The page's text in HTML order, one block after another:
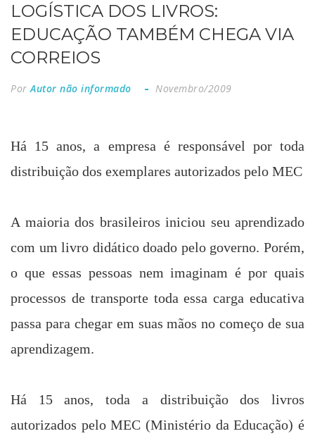
LOGÍSTICA DOS LIVROS:
EDUCAÇÃO TAMBÉM CHEGA VIA
CORREIOS
PorAutor não informado Novembro/2009
Há 15 anos, a empresa é responsável por toda
distribuição dos exemplares autorizados pelo MEC
A maioria dos brasileiros iniciou seu aprendizado
com um livro didático doado pelo governo. Porém,
o que essas pessoas nem imaginam é por quais
processos de transporte toda essa carga educativa
passa para chegar em suas mãos no começo de sua
aprendizagem.
Há 15 anos, toda a distribuição dos livros
autorizados pelo MEC (Ministério da Educação) é